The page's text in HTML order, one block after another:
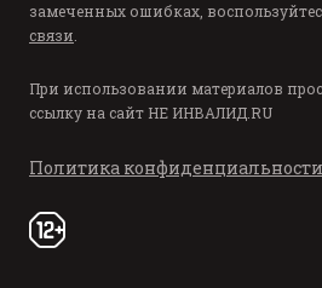
замеченных ошибках,
связи
При использовании материалов
ссылку на сайт НЕ ИНВАЛИД.RU
Политика конфиденциальности